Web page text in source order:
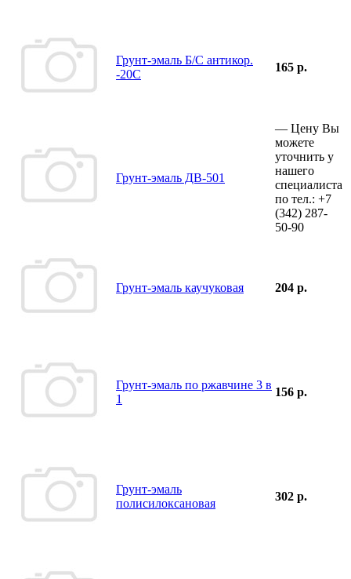
Грунт-эмаль Б/С антикор.
-20С
165 р.
Грунт-эмаль ДВ-501
— Цену Вы
можете
уточнить у
нашего
специалиста
по тел.: +7
(342) 287-
50-90
Грунт-эмаль каучуковая 204 р.
Грунт-эмаль по ржавчине 3 в
1
156 р.
Грунт-эмаль
полисилоксановая
302 р.